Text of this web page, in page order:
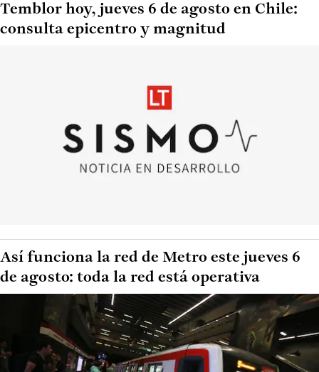
Temblor hoy, jueves 6 de agosto en Chile:
consulta epicentro y magnitud
Así funciona la red de Metro este jueves 6
de agosto: toda la red está operativa